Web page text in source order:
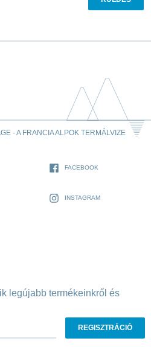
- A FRANCIA ALPOK TERMÁLVIZE
FACEBOOK
INSTAGRAM
legújabb termékeinkről és